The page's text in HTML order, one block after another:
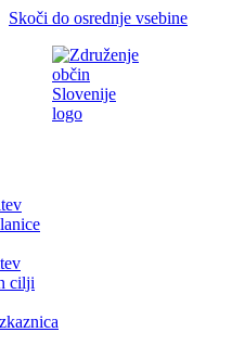
Skoči do osrednje vsebine
cilji